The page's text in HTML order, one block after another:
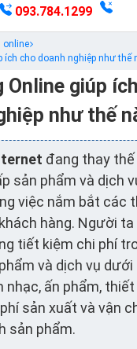
093.784.1299
online
ích cho doanh nghiệp như thế
Online giúp
như thế
đang thay
sản phẩm và dịch
việc nắm bắt các
hàng. Người
tiết kiệm chi phí
và dịch vụ dưới
nhạc, ấn phẩm,
sản xuất và vận
sản phẩm.